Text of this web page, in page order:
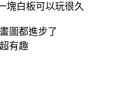
塊白板可以玩很久
圖都進步了
有趣